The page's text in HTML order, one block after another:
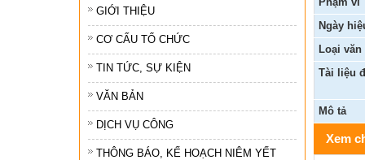
Tổ chức khác
Đảng ủy xã
Ban xây dựng đảng
Ngày
Loại văn
Tài liệu
Mô tả
Xem
GIỚI THIỆU
CƠ CẤU TỔ CHỨC
TIN TỨC, SỰ KIỆN
VĂN BẢN
DỊCH VỤ CÔNG
THÔNG BÁO, KẾ HOẠCH NIÊM YẾT